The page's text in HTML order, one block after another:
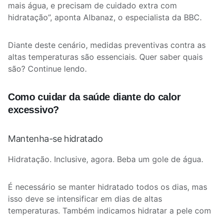
mais água, e precisam de cuidado extra com
hidratação”, aponta Albanaz, o especialista da BBC.
Diante deste cenário, medidas preventivas contra as
altas temperaturas são essenciais. Quer saber quais
são? Continue lendo.
Como cuidar da saúde diante do calor
excessivo?
Mantenha-se hidratado
Hidratação. Inclusive, agora. Beba um gole de água.
É necessário se manter hidratado todos os dias, mas
isso deve se intensificar em dias de altas
temperaturas. Também indicamos hidratar a pele com